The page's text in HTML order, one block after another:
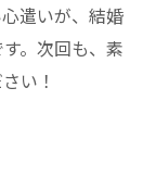
遣いが、結婚
。次回も、素
い！